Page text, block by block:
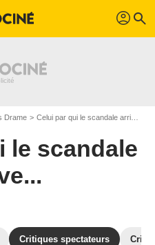
profil search
Drame Celui par qui le scandale arrive...
le scandale
Critiques spectateurs